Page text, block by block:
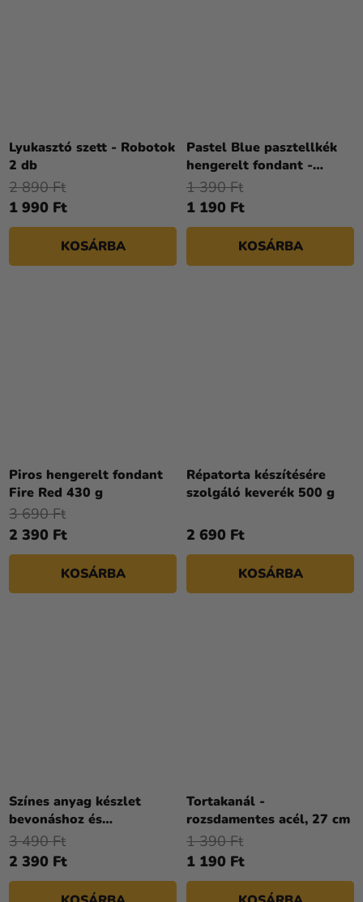
Lyukasztó szett - Robotok
2 db
1 990 Ft
2 890 Ft
KOSÁRBA
Pastel Blue pasztellkék
hengerelt fondant -
színes fondant 250 g
1 190 Ft
1 390 Ft
KOSÁRBA
Piros hengerelt fondant
Fire Red 430 g
2 390 Ft
3 690 Ft
KOSÁRBA
Répatorta készítésére
szolgáló keverék 500 g
2 690 Ft
KOSÁRBA
Színes anyag készlet
bevonáshoz és
modellezéshez Halloween
500 g - cukor paszta
2 390 Ft
3 490 Ft
Tortakanál -
rozsdamentes acél, 27 cm
1 190 Ft
1 390 Ft